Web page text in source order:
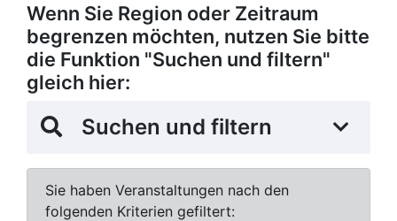
Wenn Sie Region oder Zeitraum
begrenzen möchten, nutzen Sie bitte
die Funktion "Suchen und filtern"
gleich hier:
Suchen und filtern
Sie haben Veranstaltungen nach den
folgenden Kriterien gefiltert: